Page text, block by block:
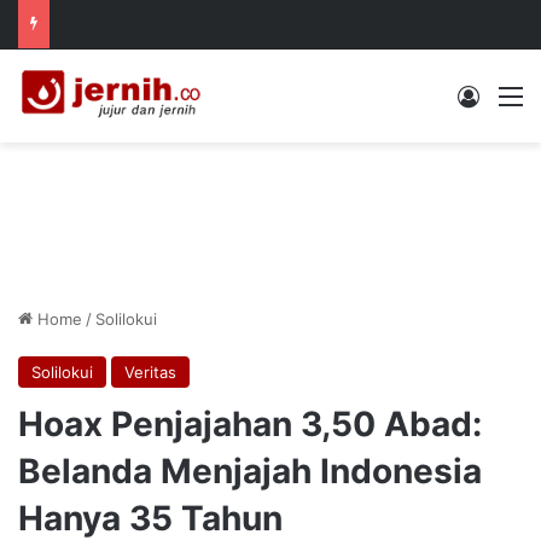
Log In
Home / Solilokui
Solilokui Veritas
Hoax Penjajahan 3,50 Abad:
Belanda Menjajah Indonesia
Hanya 35 Tahun